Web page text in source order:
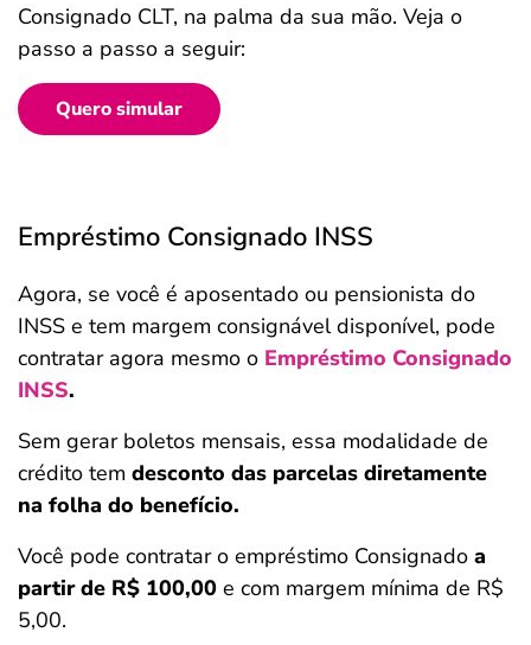
Consignado CLT, na palma da sua mão. Veja o
passo a passo a seguir:
Quero simular
Empréstimo Consignado INSS
Agora, se você é aposentado ou pensionista do
INSS e tem margem consignável disponível, pode
contratar agora mesmo o Empréstimo Consignado
INSS.
Sem gerar boletos mensais, essa modalidade de
crédito tem desconto das parcelas diretamente
na folha do benefício.
Você pode contratar o empréstimo Consignado a
partir de R$ 100,00 e com margem mínima de R$
5,00.